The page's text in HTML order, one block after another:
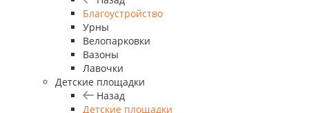
Благоустройство
Урны
Велопарковки
Вазоны
Лавочки
Детские площадки
Назад
Детские площадки